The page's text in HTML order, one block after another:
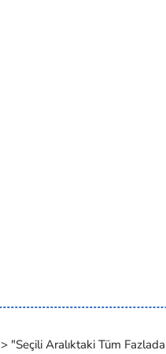
Aralıktaki Tüm